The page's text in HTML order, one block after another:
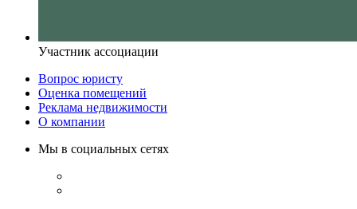
Участник ассоциации
Вопрос юристу
Оценка помещений
Реклама недвижимости
О компании
Мы в социальных сетях